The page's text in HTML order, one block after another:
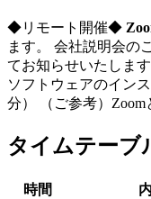
◆リモート開催◆
ます。 会社説明会の
てお知らせいたしま
ソフトウェアのイン
分） （ご参考）Zoom
タイムテーブ
時間